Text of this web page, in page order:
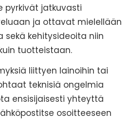
pyrkivät jatkuvasti
ja ottavat mielellään
kehitysideoita niin
tuotteistaan.
liittyen lainoihin tai
teknisiä ongelmia
ensisijaisesti yhteyttä
osoitteeseen